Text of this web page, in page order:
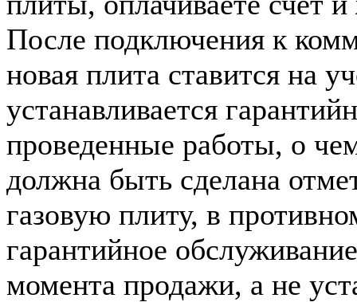
После подключения к
новая плита ставится на
устанавливается
проведенные работы, о
должна быть сделана
газовую плиту, в
гарантийное
момента продажи, а не